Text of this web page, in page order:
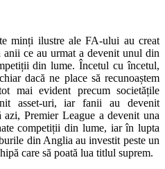
minți ilustre ale FA-ului au creat
ce au urmat a devenit unul din
din lume. Încetul cu încetul,
dacă ne place să recunoaștem
mai evident precum societățile
asset-uri, iar fanii au devenit
Premier League a devenit una
competiții din lume, iar în lupta
din Anglia au investit peste un
care să poată lua titlul suprem.